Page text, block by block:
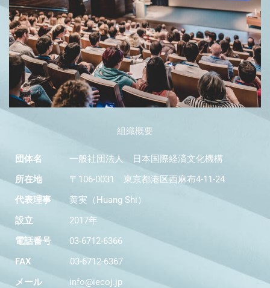
組織概要
団体名
一般社団法人 日本国際経済文化機構
所在地
〒106-0031 東京都港区西麻布4-11-24
代表理事
黄実（Huang Shi）
設立
2017年
電話番号
03-6712-6366
FAX
03-6712-6367
メール
info@iecoj.jp